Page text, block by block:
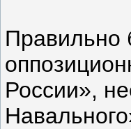
Правильно
России»,